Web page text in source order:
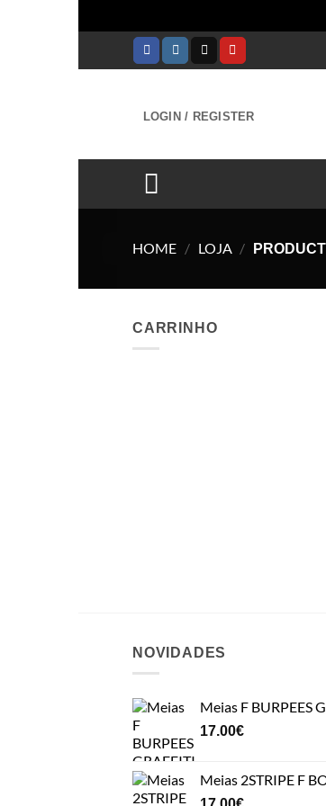
LOGIN / REGISTER
HOME / LOJA /
CARRINHO
NOVIDADES
Meias F BURPEES
17.00€
Meias 2STRIPE F